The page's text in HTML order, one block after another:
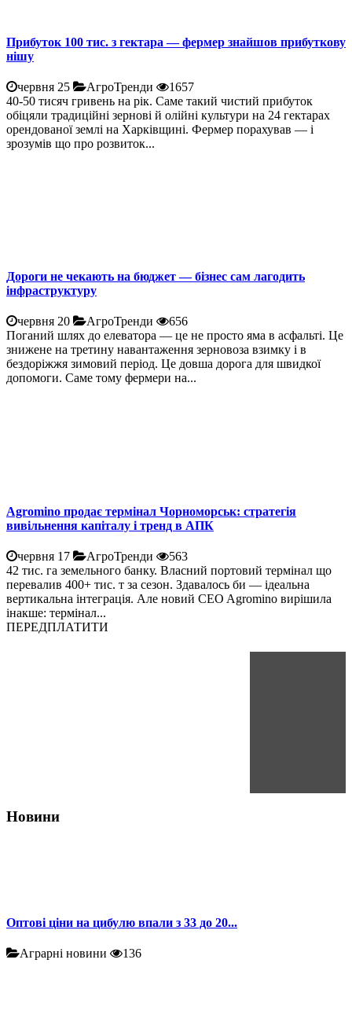
Прибуток 100 тис. з гектара — фермер знайшов прибуткову
нішу
червня 25 АгроТренди
1657
40-50 тисяч гривень на рік. Саме такий чистий прибуток
обіцяли традиційні зернові й олійні культури на 24 гектарах
орендованої землі на Харківщині. Фермер порахував — і
зрозумів що про розвиток...
Дороги не чекають на бюджет — бізнес сам лагодить
інфраструктуру
червня 20 АгроТренди
656
Поганий шлях до елеватора — це не просто яма в асфальті. Це
знижене на третину навантаження зерновоза взимку і в
бездоріжжя зимовий період. Це довша дорога для швидкої
допомоги. Саме тому фермери на...
Agromino продає термінал Чорноморськ: стратегія
вивільнення капіталу і тренд в АПК
червня 17 АгроТренди
563
42 тис. га земельного банку. Власний портовий термінал що
перевалив 400+ тис. т за сезон. Здавалось би — ідеальна
вертикальна інтеграція. Але новий CEO Agromino вирішила
інакше: термінал...
ПЕРЕДПЛАТИТИ
Новини
Оптові ціни на цибулю впали з 33 до 20...
Аграрні новини 136